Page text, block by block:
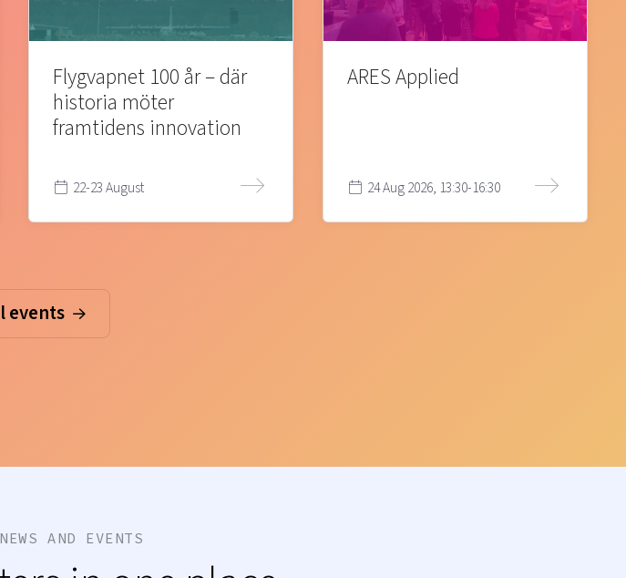
Flygvapnet 100 år – där
historia möter
framtidens innovation
22-23 August
ARES Applied
24 Aug 2026, 13:30-16:30
events
AND EVENTS